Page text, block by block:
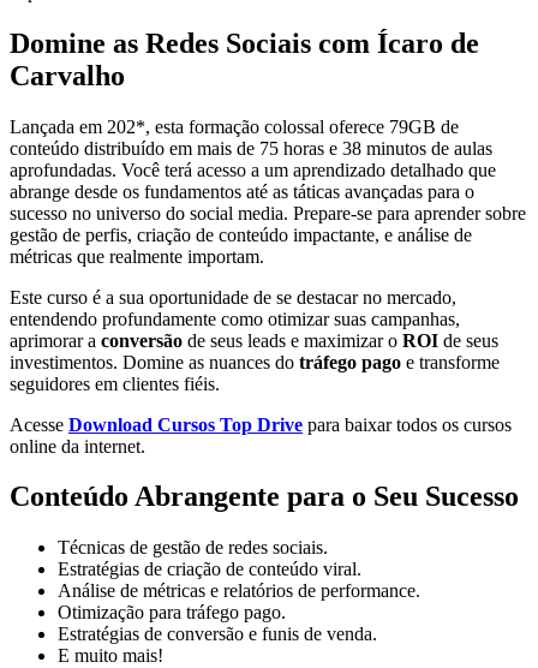
Domine as Redes Sociais com Ícaro de
Carvalho
Lançada em 202*, esta formação colossal oferece 79GB de
conteúdo distribuído em mais de 75 horas e 38 minutos de aulas
aprofundadas. Você terá acesso a um aprendizado detalhado que
abrange desde os fundamentos até as táticas avançadas para o
sucesso no universo do social media. Prepare-se para aprender sobre
gestão de perfis, criação de conteúdo impactante, e análise de
métricas que realmente importam.
Este curso é a sua oportunidade de se destacar no mercado,
entendendo profundamente como otimizar suas campanhas,
aprimorar a conversão de seus leads e maximizar o ROI de seus
investimentos. Domine as nuances do tráfego pago e transforme
seguidores em clientes fiéis.
Acesse Download Cursos Top Drive para baixar todos os cursos
online da internet.
Conteúdo Abrangente para o Seu Sucesso
Técnicas de gestão de redes sociais.
Estratégias de criação de conteúdo viral.
Análise de métricas e relatórios de performance.
Otimização para tráfego pago.
Estratégias de conversão e funis de venda.
E muito mais!